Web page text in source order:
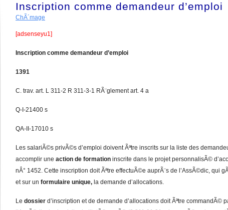
Inscription comme demandeur d’emploi
ChÃ´mage
[adsenseyu1]
Inscription comme demandeur d’emploi
1391
C. trav. art. L 311-2 R 311-3-1 RÃ¨glement art. 4 a
Q-I-21400 s
QA-II-17010 s
Les salariÃ©s privÃ©s d’emploi doivent Ãªtre inscrits sur la liste des
accomplir une action de formation inscrite dans le projet personnalisÃ©
nÂ° 1452. Cette inscription doit Ãªtre effectuÃ©e auprÃ¨s de l’AssÃ©dic, qui
et sur un formulaire unique, la demande d’allocations.
Le dossier d’inscription et de demande d’allocations doit Ãªtre commandÃ©